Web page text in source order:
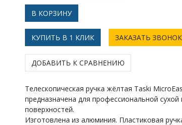
КУПИТЬ В 1 КЛИК ЗАКАЗАТЬ ЗВОНОК
ДОБАВИТЬ К СРАВНЕНИЮ
Телескопическая ручка жёлтая Taski
предназначена для профессиональной
поверхностей.
Изготовлена из алюминия. Пластиковая